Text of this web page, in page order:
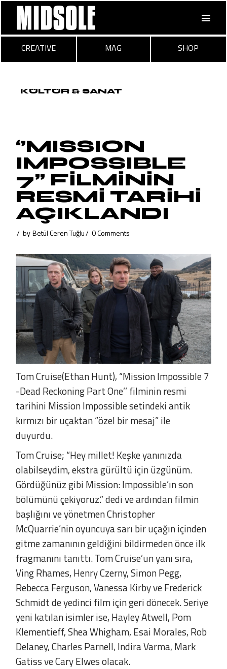
Skip
content
CREATIVE
MAG SHOP
KÜLTÜR & SANAT
‘’MISSION
IMPOSSIBLE
7’’ FİLMİNİN
RESMİ TARİHİ
AÇIKLANDI
by Betül Ceren Tuğlu 0 Comments
Tom Cruise(Ethan Hunt), “Mission Impossible 7
-Dead Reckoning Part One’’ filminin resmi
tarihini Mission Impossible setindeki antik
kırmızı bir uçaktan “özel bir mesaj” ile
duyurdu.
Tom Cruise; “Hey millet! Keşke yanınızda
olabilseydim, ekstra gürültü için üzgünüm.
Gördüğünüz gibi Mission: Impossible’ın son
bölümünü çekiyoruz.” dedi ve ardından filmin
başlığını ve yönetmen Christopher
McQuarrie’nin oyuncuya sarı bir uçağın içinden
gitme zamanının geldiğini bildirmeden önce ilk
fragmanını tanıttı. Tom Cruise’un yanı sıra,
Ving Rhames, Henry Czerny, Simon Pegg,
Rebecca Ferguson, Vanessa Kirby ve Frederick
Schmidt de yedinci film için geri dönecek. Seriye
yeni katılan isimler ise, Hayley Atwell, Pom
Klementieff, Shea Whigham, Esai Morales, Rob
Delaney, Charles Parnell, Indira Varma, Mark
Gatiss ve Cary Elwes olacak.